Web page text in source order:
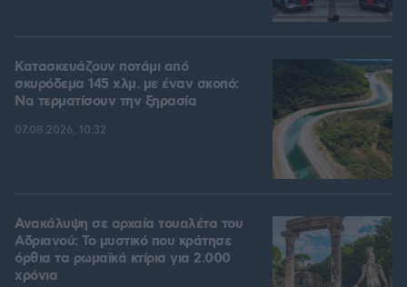
Κατασκευάζουν ποτάμι από
σκυρόδεμα 145 χλμ. με έναν σκοπό:
Να τερματίσουν την ξηρασία
07.08.2026, 10:32
Ανακάλυψη σε αρχαία τουαλέτα του
Αδριανού: Το μυστικό που κράτησε
όρθια τα ρωμαϊκά κτίρια για 2.000
χρόνια